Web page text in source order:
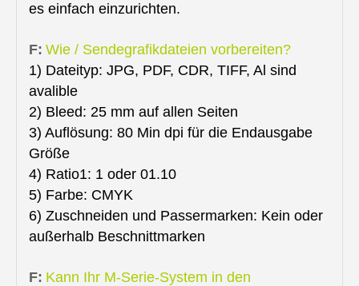
es einfach einzurichten.
F: Wie / Sendegrafikdateien vorbereiten?
1) Dateityp: JPG, PDF, CDR, TIFF, Al sind
avalible
2) Bleed: 25 mm auf allen Seiten
3) Auflösung: 80 Min dpi für die Endausgabe
Größe
4) Ratio1: 1 oder 01.10
5) Farbe: CMYK
6) Zuschneiden und Passermarken: Kein oder
außerhalb Beschnittmarken
F: Kann Ihr M-Serie-System in den